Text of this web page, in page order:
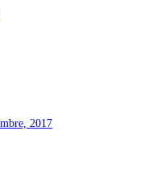
2017